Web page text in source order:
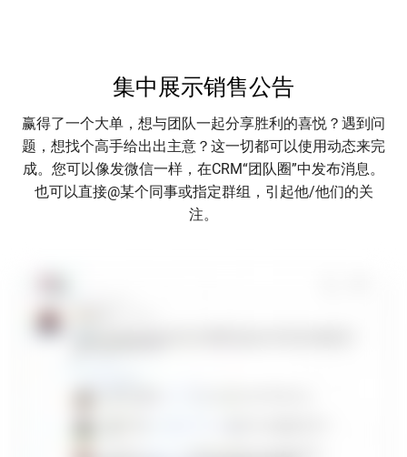
集中展示销售公告
赢得了一个大单，想与团队一起分享胜利的喜悦？遇到问
题，想找个高手给出出主意？这一切都可以使用动态来完
成。您可以像发微信一样，在CRM“团队圈”中发布消息。
也可以直接@某个同事或指定群组，引起他/他们的关
注。